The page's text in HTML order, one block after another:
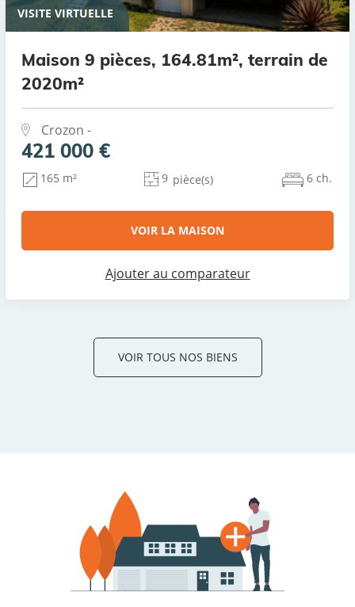
VISITE VIRTUELLE
Maison 9 pièces, 164.81m², terrain de
2020m²
Crozon -
421 000 €
165 m² 9 pièce(s) 6 ch.
VOIR LA MAISON
Ajouter au comparateur
VOIR TOUS NOS BIENS